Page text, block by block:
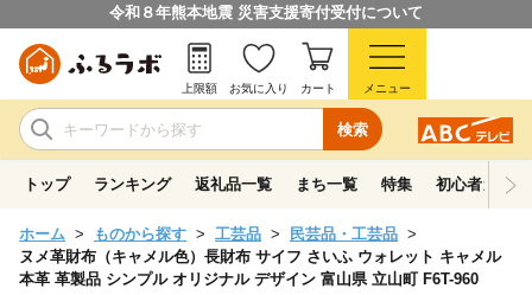
令和８年熊本地震 災害支援寄付受付について
検索
上限額 お気に入り カート メニュー
トップ ランキング 返礼品一覧 まち一覧 特集 初心者ガイド
ホーム ものから探す 工芸品
民芸品・工芸品
ヌメ革財布（キャメル色）長財布 サイフ さいふ ウォレット キャメル
本革 革製品 シンプル オリジナル デザイン 富山県 立山町 F6T-960